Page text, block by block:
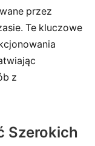
przez
Te kluczowe
z
Szerokich